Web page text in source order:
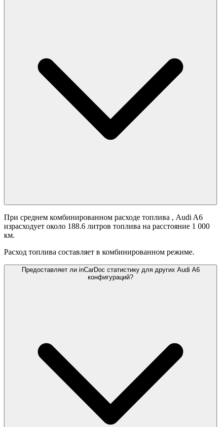
При среднем комбинированном расходе топлива , Audi A6
израсходует около 188.6 литров топлива на расстояние 1 000
км.
Расход топлива составляет в комбинированном режиме.
Предоставляет ли inCarDoc статистику для других Audi A6
конфигураций?